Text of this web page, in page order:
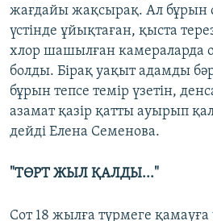
жағдайы жақсырақ. Ал бұрын
үстінде ұйықтаған, қыста
хлор шашылған камераларда
болды. Бірақ уақыт адамды
бұрын тепсе темір үзетін,
азамат қазір қатты ауырып
дейді Елена Семенова.
"ТӨРТ ЖЫЛ ҚАЛДЫ..."
Сот 18 жылға түрмеге